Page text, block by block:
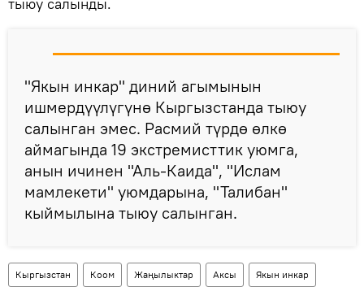
"Якын инкар" диний агымынын
ишмердүүлүгүнө Кыргызстанда тыюу
салынган эмес. Расмий түрдө өлкө
аймагында 19 экстремисттик уюмга,
анын ичинен "Аль-Каида", "Ислам
мамлекети" уюмдарына, "Талибан"
кыймылына тыюу салынган.
Кыргызстан Коом Жаңылыктар Аксы Якын инкар